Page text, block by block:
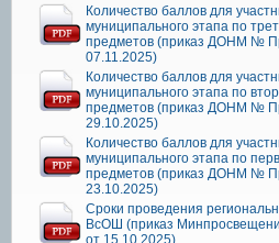
Количество баллов для
муниципального этапа по
предметов (приказ ДОНМ №
07.11.2025)
Количество баллов для
муниципального этапа по
предметов (приказ ДОНМ №
29.10.2025)
Количество баллов для
муниципального этапа по
предметов (приказ ДОНМ №
23.10.2025)
Сроки проведения
ВсОШ (приказ
от 15.10.2025)